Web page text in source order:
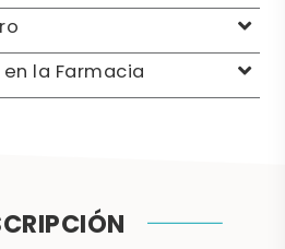
la Farmacia